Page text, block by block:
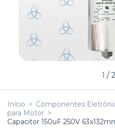
1 / 2
Início > Componentes
para Motor >
Capacitor 150uF 250V